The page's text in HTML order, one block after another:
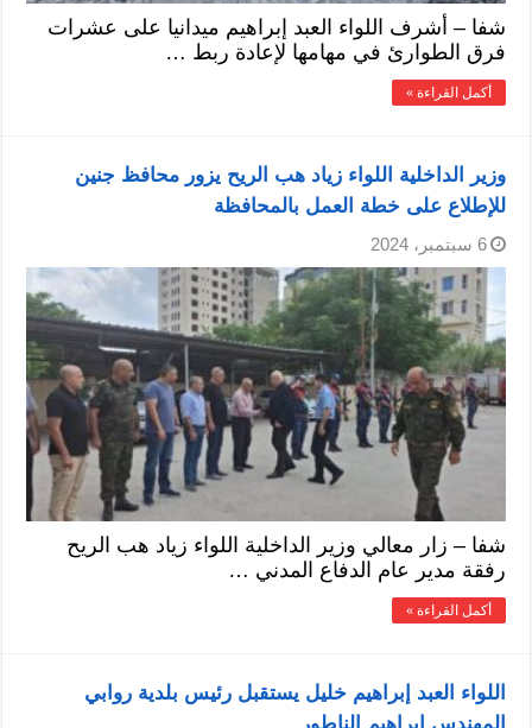
شفا – أشرف اللواء العبد إبراهيم ميدانيا على عشرات
فرق الطوارئ في مهامها لإعادة ربط …
أكمل القراءة »
وزير الداخلية اللواء زياد هب الريح يزور محافظ جنين
للإطلاع على خطة العمل بالمحافظة
6 سبتمبر، 2024
شفا – زار معالي وزير الداخلية اللواء زياد هب الريح
رفقة مدير عام الدفاع المدني …
أكمل القراءة »
اللواء العبد إبراهيم خليل يستقبل رئيس بلدية روابي